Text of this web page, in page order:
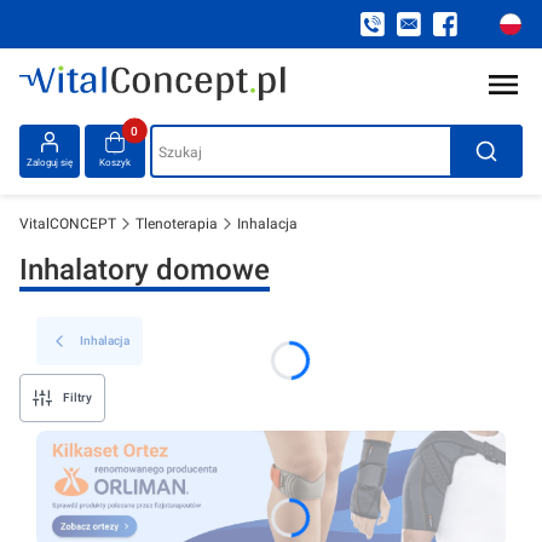
Zaloguj się
Produkty w koszyku: 0. Zobacz szczegóły
Koszyk Szukaj
VitalCONCEPT Tlenoterapia Inhalacja
Inhalatory domowe
Inhalacja
Filtry